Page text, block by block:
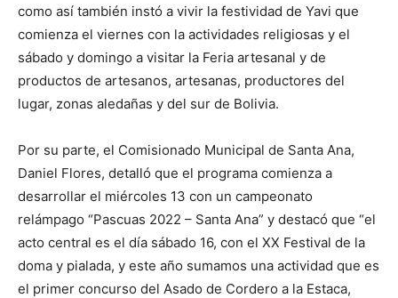
como así también instó a vivir la festividad de Yavi que
comienza el viernes con la actividades religiosas y el
sábado y domingo a visitar la Feria artesanal y de
productos de artesanos, artesanas, productores del
lugar, zonas aledañas y del sur de Bolivia.
Por su parte, el Comisionado Municipal de Santa Ana,
Daniel Flores, detalló que el programa comienza a
desarrollar el miércoles 13 con un campeonato
relámpago “Pascuas 2022 – Santa Ana” y destacó que “el
acto central es el día sábado 16, con el XX Festival de la
doma y pialada, y este año sumamos una actividad que es
el primer concurso del Asado de Cordero a la Estaca,